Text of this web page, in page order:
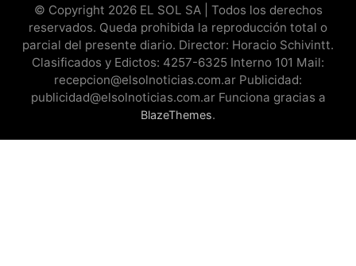
© Copyright 2026 EL SOL SA | Todos los derechos
reservados. Queda prohibida la reproducción total o
parcial del presente diario. Director: Horacio Schivintt.
Clasificados y Edictos: 4257-6325 Interno 101 Mail:
recepcion@elsolnoticias.com.ar Publicidad:
publicidad@elsolnoticias.com.ar Funciona gracias a
BlazeThemes.